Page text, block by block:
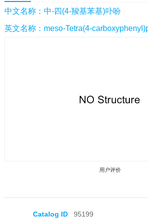
感染药物中间体
体 |抗精神病药物中间体 |抗炎药物中间
药中间体|其他原料药中间体|
中文名称：中-四(4-羧基苯基)卟吩
英文名称：meso-Tetra(4-
用户评价
Catalog ID
95199